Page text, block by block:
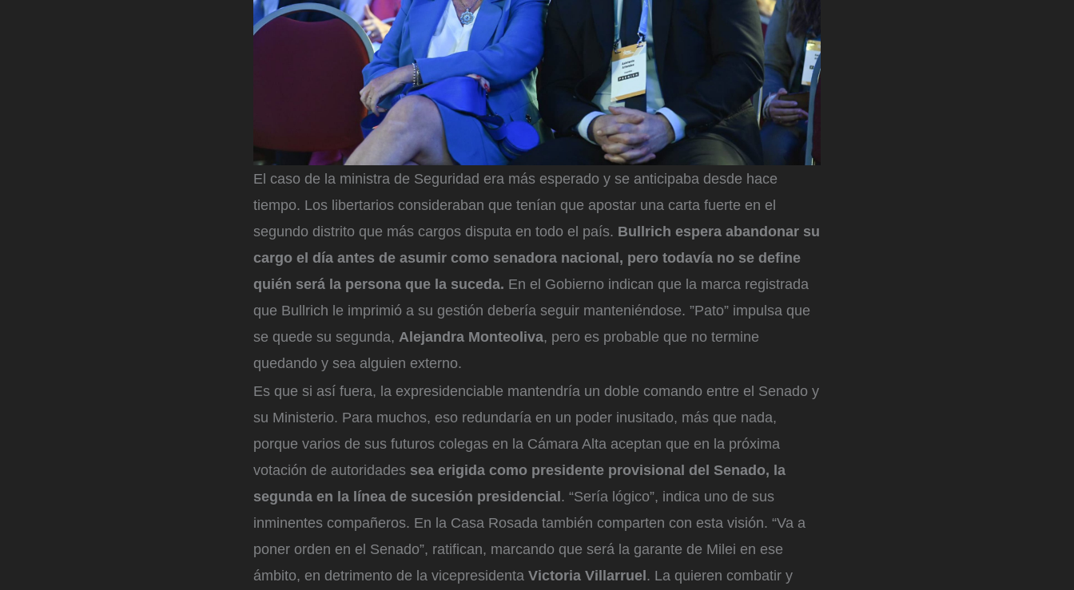
El caso de la ministra de Seguridad era más esperado y se anticipaba desde hace
tiempo. Los libertarios consideraban que tenían que apostar una carta fuerte en el
segundo distrito que más cargos disputa en todo el país. Bullrich espera abandonar su
cargo el día antes de asumir como senadora nacional, pero todavía no se define
quién será la persona que la suceda. En el Gobierno indican que la marca registrada
que Bullrich le imprimió a su gestión debería seguir manteniéndose. ”Pato” impulsa que
se quede su segunda, Alejandra Monteoliva, pero es probable que no termine
quedando y sea alguien externo.
Es que si así fuera, la expresidenciable mantendría un doble comando entre el Senado y
su Ministerio. Para muchos, eso redundaría en un poder inusitado, más que nada,
porque varios de sus futuros colegas en la Cámara Alta aceptan que en la próxima
votación de autoridades sea erigida como presidente provisional del Senado, la
segunda en la línea de sucesión presidencial . “Sería lógico”, indica uno de sus
inminentes compañeros. En la Casa Rosada también comparten con esta visión. “Va a
poner orden en el Senado”, ratifican, marcando que será la garante de Milei en ese
ámbito, en detrimento de la vicepresidenta Victoria Villarruel . La quieren combatir y